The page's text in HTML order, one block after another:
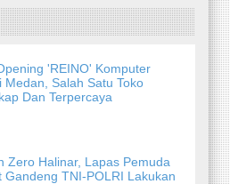
'REINO' Komputer
Medan, Salah Satu Toko
Dan Terpercaya
Zero Halinar, Lapas Pemuda
Gandeng TNI-POLRI Lakukan